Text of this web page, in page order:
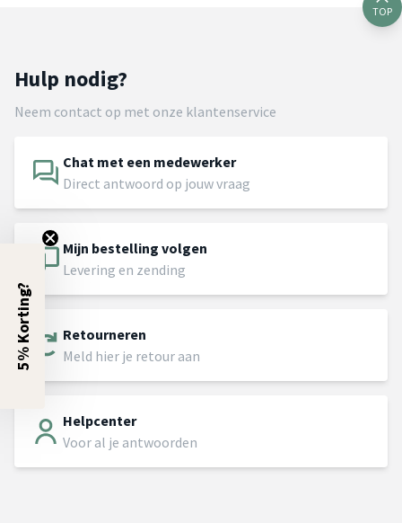
TOP
Hulp nodig?
Neem contact op met onze klantenservice
Chat met een medewerker
Direct antwoord op jouw vraag
Mijn bestelling volgen
Levering en zending
Retourneren
Meld hier je retour aan
Helpcenter
Voor al je antwoorden
5% Korting?